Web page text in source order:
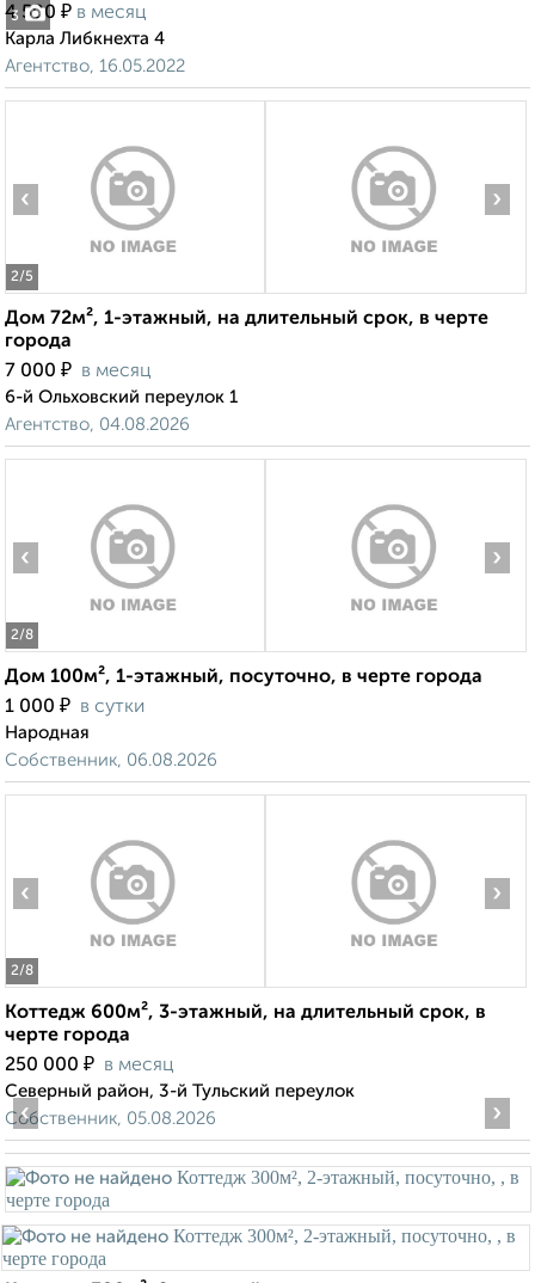
3
4 500 ₽ в месяц
Карла Либкнехта 4
Агентство, 16.05.2022
2/5
‹ ›
Дом 72м², 1-этажный, на длительный срок, в черте
города
7 000 ₽ в месяц
6-й Ольховский переулок 1
Агентство, 04.08.2026
2/8
‹ ›
Дом 100м², 1-этажный, посуточно, в черте города
1 000 ₽ в сутки
Народная
Собственник, 06.08.2026
2/8
‹ ›
Коттедж 600м², 3-этажный, на длительный срок, в
черте города
250 000 ₽ в месяц
Северный район, 3-й Тульский переулок
Собственник, 05.08.2026
‹ ›